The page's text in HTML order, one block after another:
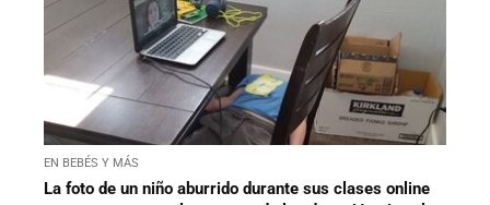
EN BEBÉS Y MÁS
La foto de un niño aburrido durante sus clases online